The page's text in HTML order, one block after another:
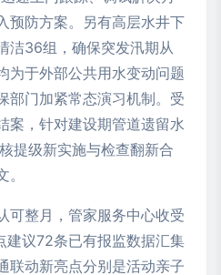
预防方案。另有高层水井下
洁36组，确保突发汛期从
为于外部公共用水变动问题
部门加紧常态演习机制。受
案，针对建设期管道遗留水
提级新实施与检查翻新合
可整月，管家服务中心收受
建议72条已有报监数据汇集
联动新亮点分别是活动亲子